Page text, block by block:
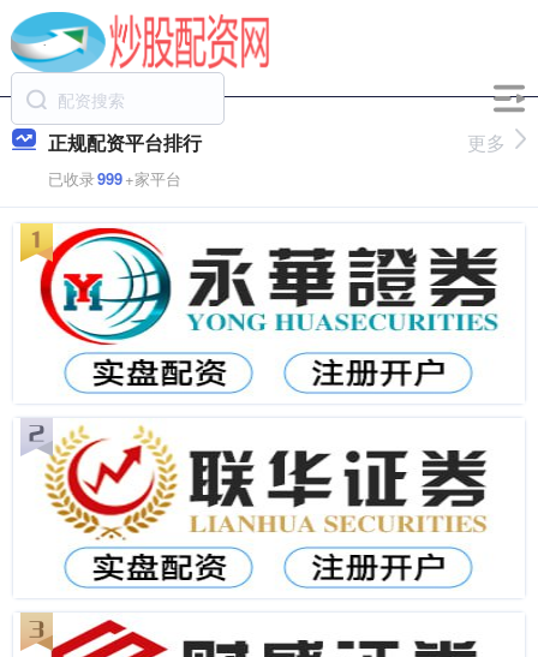
正规配资平台排行
已收录999+家平台
更多